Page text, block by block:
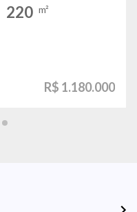
220 m²
R$ 1.180.000